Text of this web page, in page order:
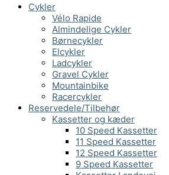
Cykler
Vélo Rapide
Almindelige Cykler
Børnecykler
Elcykler
Ladcykler
Gravel Cykler
Mountainbike
Racercykler
Reservedele/Tilbehør
Kassetter og kæder
10 Speed Kassetter
11 Speed Kassetter
12 Speed Kassetter
9 Speed Kassetter